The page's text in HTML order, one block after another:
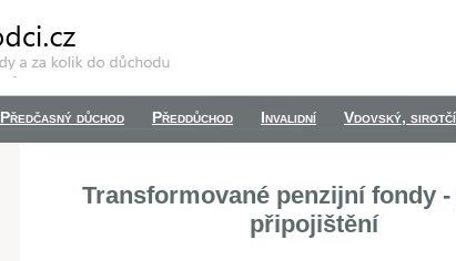
Předčasný důchod Předdůchod Invalidní Vdovský, sirotčí
Transformované penzijní fondy
připojištění